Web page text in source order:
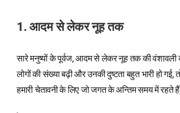
1. आदम से लेकर नूह तक
सारे मनुष्यों के पूर्वज, आदम से लेकर नूह तक की वंशावली
लोगों की संख्या बढ़ी और उनकी दुष्टता बहुत भारी हो गई,
हमारी चेतावनी के लिए जो जगत के अन्तिम समय में रहते